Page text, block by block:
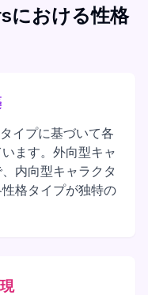
における性格
イプに基づいて各
ます。外向型キャ
内向型キャラクタ
格タイプが独特の